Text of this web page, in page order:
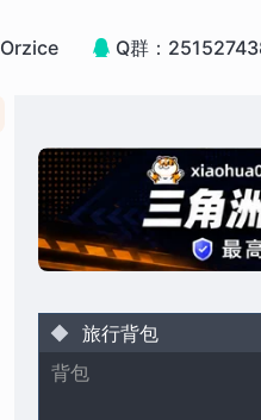
Orzice Q群：
旅行背包
背包